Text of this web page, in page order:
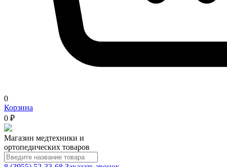
0
Корзина
0 ₽
Магазин медтехники и
ортопедических товаров